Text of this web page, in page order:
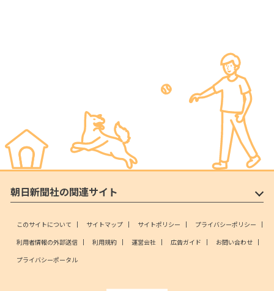
朝日新聞社の関連サイト
このサイトについて サイトマップ サイトポリシー
プライバシーポリシー
利用者情報の外部送信
利用規約 運営会社 広告ガイド
お問い合わせ
プライバシーポータル